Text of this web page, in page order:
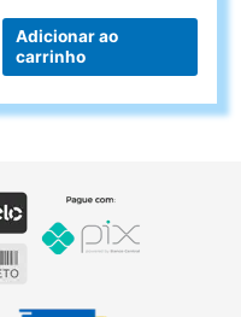
Adicionar ao
carrinho